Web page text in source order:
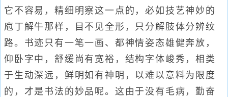
它不容易，精细明察这一点的，必如技艺神妙的
庖丁解牛那样，目不见全形，只分解肢体分辨纹
路。书迹只有一笔一画、都神情姿态雄健奔放，
仰卧字中，舒缓尚有宽裕，结构字体峻秀，相类
于生动深远，鲜明如有神明，以难以意料为限度
的，才是书法的妙品呢。这由于没有毛病，勤奋